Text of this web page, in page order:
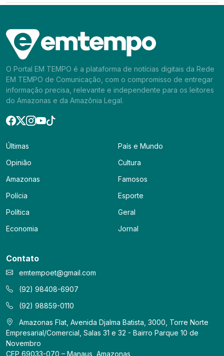
O Portal EM TEMPO é a plataforma de notícias digitais da Rede
EM TEMPO de Comunicação, com o compromisso de entregar
informação precisa, relevante e independente para os leitores
do Amazonas e da Amazônia Legal.
Últimas
Opinião
Amazonas
Polícia
Política
Economia
País e Mundo
Cultura
Famosos
Esporte
Geral
Jornal
Contato
emtempoet@gmail.com
(92) 98408-6907
(92) 98859-0110
Amazonas Flat, Avenida Djalma Batista, 3000, Torre Norte
Empresarial/Comercial, Salas 31 e 32 - Bairro Parque 10 de
Novembro
CEP 69033-070 – Manaus, Amazonas